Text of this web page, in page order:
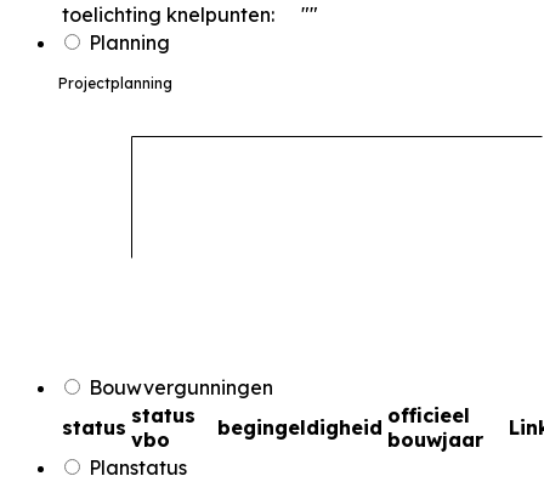
toelichting knelpunten:
""
Planning
Projectplanning
Bouwvergunningen
status status
vbo
begingeldigheid officieel
bouwjaar
Planstatus